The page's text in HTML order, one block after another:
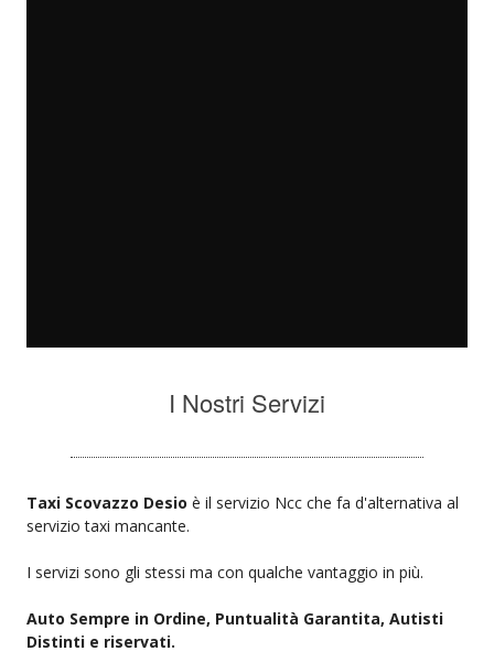
I Nostri Servizi
Taxi Scovazzo Desio è il servizio Ncc che fa d'alternativa al
servizio taxi mancante.
I servizi sono gli stessi ma con qualche vantaggio in più.
Auto Sempre in Ordine, Puntualità Garantita, Autisti
Distinti e riservati.